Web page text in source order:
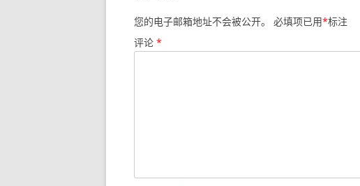
您的电子邮箱地址不会被公开。 必填项已用*标注
评论 *